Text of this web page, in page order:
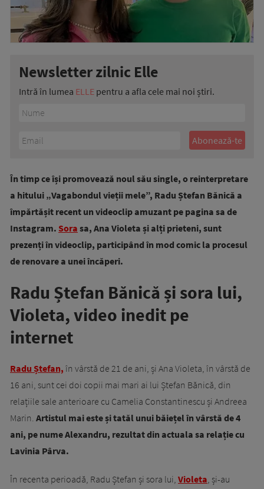
Newsletter zilnic Elle
Intră în lumea ELLE pentru a afla cele mai noi știri.
În timp ce își promovează noul său single, o reinterpretare
a hitului „Vagabondul vieții mele”, Radu Ștefan Bănică a
împărtășit recent un videoclip amuzant pe pagina sa de
Instagram. Sora sa, Ana Violeta și alți prieteni, sunt
prezenți în videoclip, participând în mod comic la procesul
de renovare a unei încăperi.
Radu Ștefan Bănică și sora lui,
Violeta, video inedit pe
internet
Radu Ștefan, în vârstă de 21 de ani, și Ana Violeta, în vârstă de
16 ani, sunt cei doi copii mai mari ai lui Ștefan Bănică, din
relațiile sale anterioare cu Camelia Constantinescu și Andreea
Marin. Artistul mai este și tatăl unui băiețel în vârstă de 4
ani, pe nume Alexandru, rezultat din actuala sa relație cu
Lavinia Pârva.
În recenta perioadă, Radu Ștefan și sora lui, Violeta, și-au